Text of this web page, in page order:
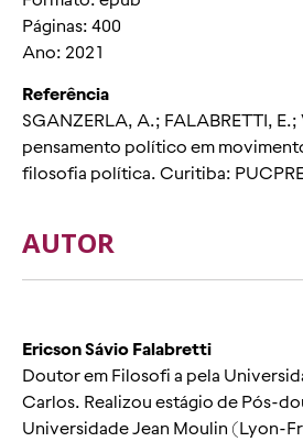
Páginas: 400
Ano: 2021
Referência
SGANZERLA, A.; FALABRETTI, E.;
pensamento político em
filosofia política. Curitiba:
AUTOR
Ericson Sávio Falabretti
Doutor em Filosofi a pela
Carlos. Realizou estágio de Pós-
Universidade Jean Moulin (Lyon-